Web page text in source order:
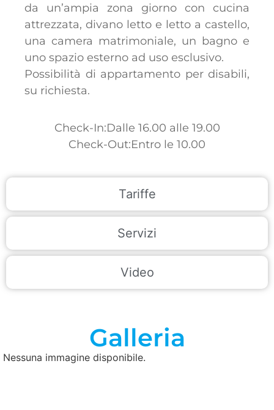
Tariffe
Servizi
Video
da un’ampia zona giorno con cucina
attrezzata, divano letto e letto a castello,
una camera matrimoniale, un bagno e
uno spazio esterno ad uso esclusivo.
Possibilità di appartamento per disabili,
su richiesta.
Check-In:Dalle 16.00 alle 19.00
Check-Out:Entro le 10.00
Galleria
Nessuna immagine disponibile.